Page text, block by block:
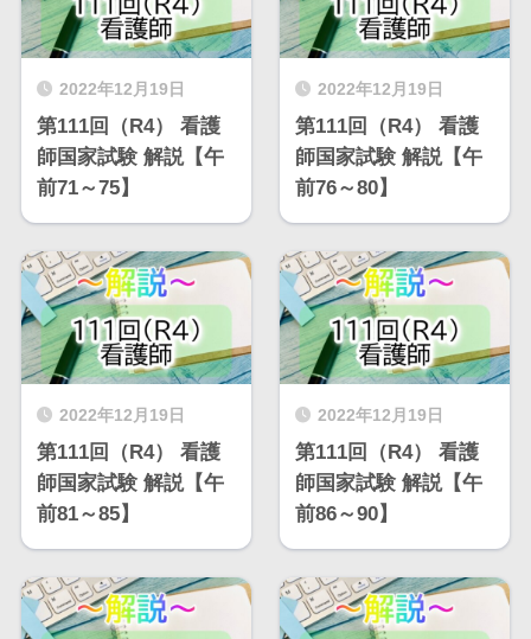
2022年12月19日
第111回（R4） 看護
師国家試験 解説【午
前71～75】
2022年12月19日
第111回（R4） 看護
師国家試験 解説【午
前76～80】
2022年12月19日
第111回（R4） 看護
師国家試験 解説【午
前81～85】
2022年12月19日
第111回（R4） 看護
師国家試験 解説【午
前86～90】